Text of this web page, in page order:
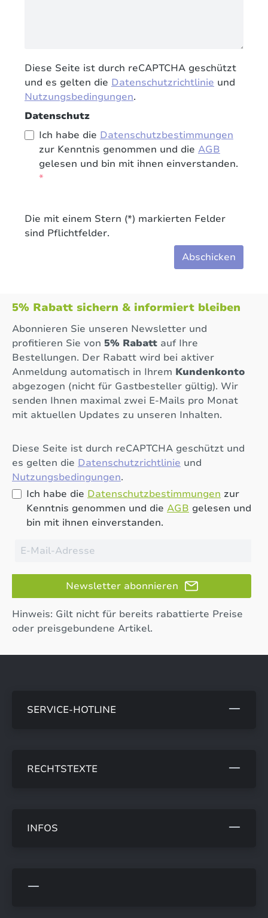
Diese Seite ist durch reCAPTCHA geschützt
und es gelten die Datenschutzrichtlinie und
Nutzungsbedingungen.
Datenschutz
Ich habe die Datenschutzbestimmungen
zur Kenntnis genommen und die AGB
gelesen und bin mit ihnen einverstanden.
*
Die mit einem Stern (*) markierten Felder
sind Pflichtfelder.
Abschicken
5% Rabatt sichern & informiert bleiben
Abonnieren Sie unseren Newsletter und
profitieren Sie von 5% Rabatt auf Ihre
Bestellungen. Der Rabatt wird bei aktiver
Anmeldung automatisch in Ihrem Kundenkonto
abgezogen (nicht für Gastbesteller gültig). Wir
senden Ihnen maximal zwei E-Mails pro Monat
mit aktuellen Updates zu unseren Inhalten.
Diese Seite ist durch reCAPTCHA geschützt und
es gelten die Datenschutzrichtlinie und
Nutzungsbedingungen.
Ich habe die Datenschutzbestimmungen zur
Kenntnis genommen und die AGB gelesen und
bin mit ihnen einverstanden.
Newsletter abonnieren
Hinweis: Gilt nicht für bereits rabattierte Preise
oder preisgebundene Artikel.
SERVICE-HOTLINE
RECHTSTEXTE
INFOS